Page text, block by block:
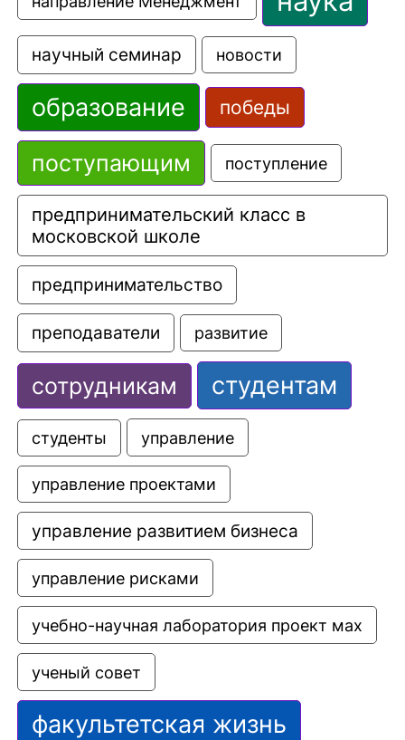
научный семинар новости
образование победы
поступающим поступление
предпринимательский класс в
московской школе
предпринимательство
преподаватели развитие
сотрудникам студентам
студенты управление
управление проектами
управление развитием бизнеса
управление рисками
учебно-научная лаборатория проект мах
ученый совет
факультетская жизнь